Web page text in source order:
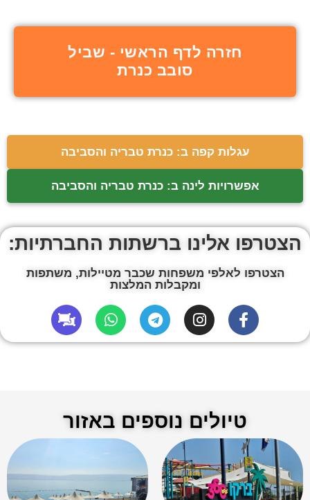
חזרה לדף הראשי - שביל
סובב כנרת
עגלות קפה ב: כנרת טבריה והסביבה
אפשרויות לינה ב: כנרת טבריה והסביבה
הצטרפו אלינו ברשתות החברתיות:
הצטרפו לאלפי משפחות שכבר מטיילות, משתפות
ומקבלות המלצות
טיולים נוספים באזור